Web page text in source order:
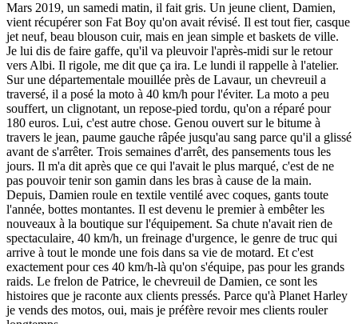
Mars 2019, un samedi matin, il fait gris. Un jeune client, Damien,
vient récupérer son Fat Boy qu'on avait révisé. Il est tout fier, casque
jet neuf, beau blouson cuir, mais en jean simple et baskets de ville.
Je lui dis de faire gaffe, qu'il va pleuvoir l'après-midi sur le retour
vers Albi. Il rigole, me dit que ça ira. Le lundi il rappelle à l'atelier.
Sur une départementale mouillée près de Lavaur, un chevreuil a
traversé, il a posé la moto à 40 km/h pour l'éviter. La moto a peu
souffert, un clignotant, un repose-pied tordu, qu'on a réparé pour
180 euros. Lui, c'est autre chose. Genou ouvert sur le bitume à
travers le jean, paume gauche râpée jusqu'au sang parce qu'il a glissé
avant de s'arrêter. Trois semaines d'arrêt, des pansements tous les
jours. Il m'a dit après que ce qui l'avait le plus marqué, c'est de ne
pas pouvoir tenir son gamin dans les bras à cause de la main.
Depuis, Damien roule en textile ventilé avec coques, gants toute
l'année, bottes montantes. Il est devenu le premier à embêter les
nouveaux à la boutique sur l'équipement. Sa chute n'avait rien de
spectaculaire, 40 km/h, un freinage d'urgence, le genre de truc qui
arrive à tout le monde une fois dans sa vie de motard. Et c'est
exactement pour ces 40 km/h-là qu'on s'équipe, pas pour les grands
raids. Le frelon de Patrice, le chevreuil de Damien, ce sont les
histoires que je raconte aux clients pressés. Parce qu'à Planet Harley
je vends des motos, oui, mais je préfère revoir mes clients rouler